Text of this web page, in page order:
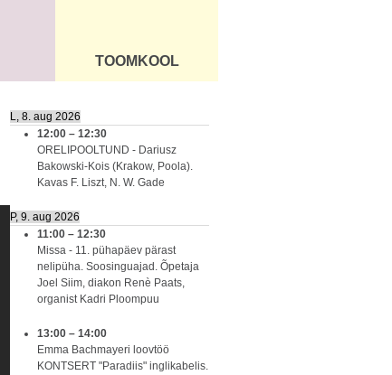
ÜLDINFO
TOOMKOOL
L, 8. aug 2026
12:00 – 12:30
ORELIPOOLTUND - Dariusz
Bakowski-Kois (Krakow, Poola).
Kavas F. Liszt, N. W. Gade
P, 9. aug 2026
11:00 – 12:30
Missa - 11. pühapäev pärast
nelipüha. Soosinguajad. Õpetaja
Joel Siim, diakon Renè Paats,
organist Kadri Ploompuu
13:00 – 14:00
Emma Bachmayeri loovtöö
KONTSERT "Paradiis" inglikabelis.